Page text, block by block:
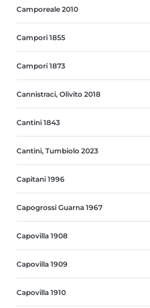
Camporeale 2010
Campori 1855
Campori 1873
Cannistraci, Olivito 2018
Cantini 1843
Cantini, Tumbiolo 2023
Capitani 1996
Capogrossi Guarna 1967
Capovilla 1908
Capovilla 1909
Capovilla 1910